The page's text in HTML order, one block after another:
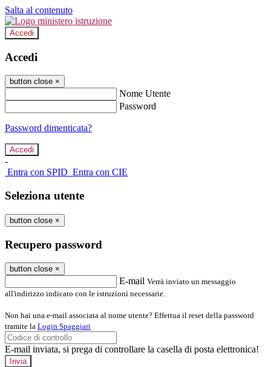
Salta al contenuto
Accedi
Accedi
button close ×
Nome Utente
Password
Password dimenticata?
-
Entra con SPID Entra con CIE
Seleziona utente
button close ×
Recupero password
button close ×
E-mail Verrà inviato un messaggio
all'indirizzo indicato con le istruzioni necessarie.
Non hai una e-mail associata al nome utente? Effettua il reset della password
tramite la Login Spaggiari
E-mail inviata, si prega di controllare la casella di posta elettronica!